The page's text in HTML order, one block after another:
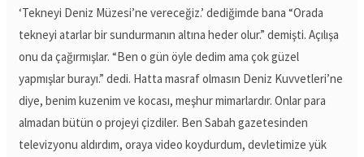
‘Tekneyi Deniz Müzesi’ne vereceğiz.’ dediğimde bana “Orada
tekneyi atarlar bir sundurmanın altına heder olur.” demişti. Açılışa
onu da çağırmışlar. “Ben o gün öyle dedim ama çok güzel
yapmışlar burayı.” dedi. Hatta masraf olmasın Deniz Kuvvetleri’ne
diye, benim kuzenim ve kocası, meşhur mimarlardır. Onlar para
almadan bütün o projeyi çizdiler. Ben Sabah gazetesinden
televizyonu aldırdım, oraya video koydurdum, devletimize yük